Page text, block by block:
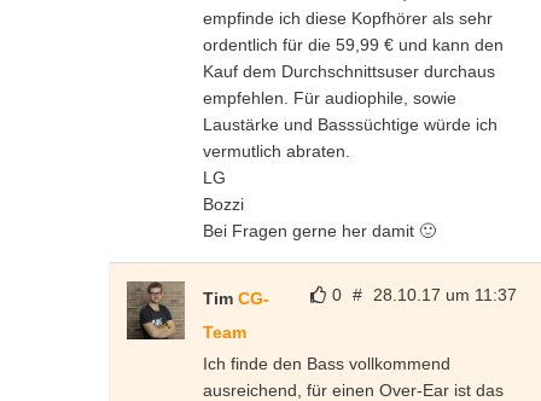
empfinde ich diese Kopfhörer als sehr
ordentlich für die 59,99 € und kann den
Kauf dem Durchschnittsuser durchaus
empfehlen. Für audiophile, sowie
Laustärke und Basssüchtige würde ich
vermutlich abraten.
LG
Bozzi
Bei Fragen gerne her damit 🙂
0 # 28.10.17 um 11:37
Tim CG-
Team
Ich finde den Bass vollkommend
ausreichend, für einen Over-Ear ist das